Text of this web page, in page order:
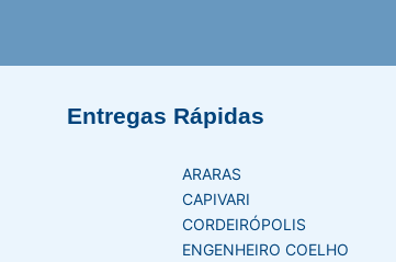
Entregas Rápidas
ARARAS
CAPIVARI
CORDEIRÓPOLIS
ENGENHEIRO COELHO